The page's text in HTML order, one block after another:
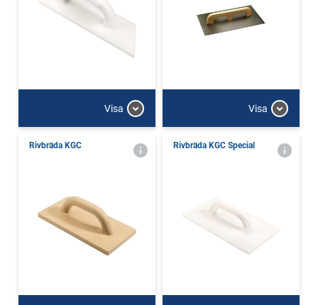
Visa Visa
Rivbräda KGC Rivbräda KGC Special